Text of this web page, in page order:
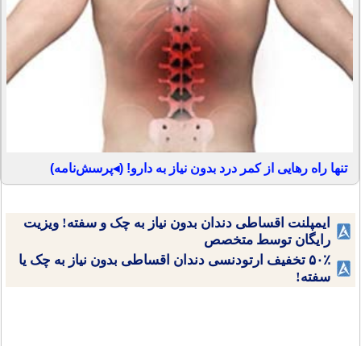
تنها راه رهایی از کمر درد بدون نیاز به دارو! (◂پرسش‌نامه)
ایمپلنت اقساطی دندان بدون نیاز به چک و سفته! ویزیت
رایگان توسط متخصص
۵۰٪ تخفیف ارتودنسی دندان اقساطی بدون نیاز به چک یا
سفته!